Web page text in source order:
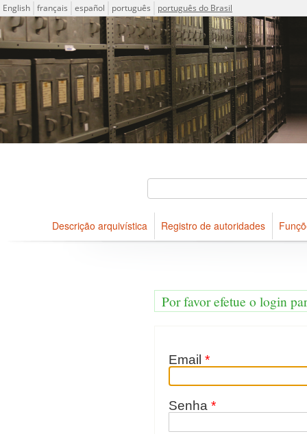
Idioma
English français español português português do Brasil
Descrições arquivísticas do acervo do Arquivo Público do
Projeto ICA-AtoM
Descrição arquivística Registro de autoridades
Por favor efetue o login
Email *
Senha *